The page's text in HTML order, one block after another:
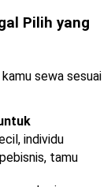
Pilih yang
sewa sesuai
individu
tamu